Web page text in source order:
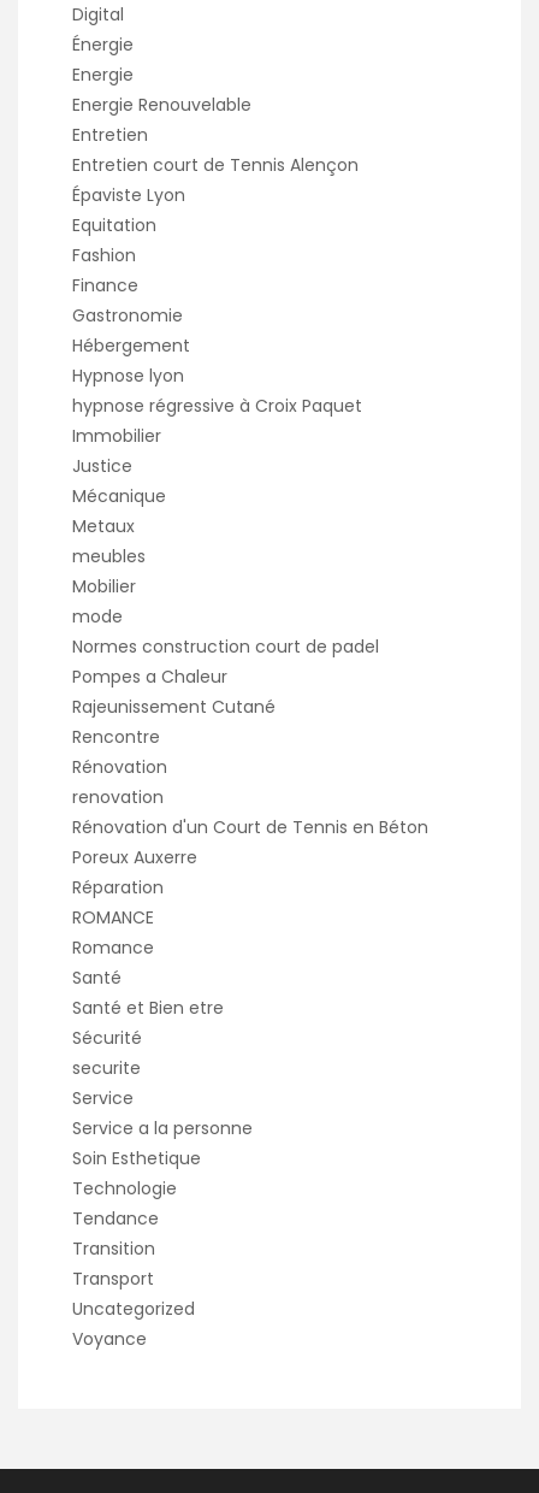
Digital
Énergie
Energie
Energie Renouvelable
Entretien
Entretien court de Tennis Alençon
Épaviste Lyon
Equitation
Fashion
Finance
Gastronomie
Hébergement
Hypnose lyon
hypnose régressive à Croix Paquet
Immobilier
Justice
Mécanique
Metaux
meubles
Mobilier
mode
Normes construction court de padel
Pompes a Chaleur
Rajeunissement Cutané
Rencontre
Rénovation
renovation
Rénovation d'un Court de Tennis en Béton
Poreux Auxerre
Réparation
ROMANCE
Romance
Santé
Santé et Bien etre
Sécurité
securite
Service
Service a la personne
Soin Esthetique
Technologie
Tendance
Transition
Transport
Uncategorized
Voyance